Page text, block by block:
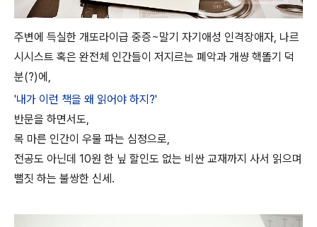
주변에 득실한 개또라이급 중증~말기 자기애성 인격장애자, 나르
시시스트 혹은 완전체 인간들이 저지르는 폐악과 개썅 핵똘기 덕
분(?)에,
'내가 이런 책을 왜 읽어야 하지?'
반문을 하면서도,
목 마른 인간이 우물 파는 심정으로,
전공도 아닌데 10원 한 닢 할인도 없는 비싼 교재까지 사서 읽으며
뻘짓 하는 불쌍한 신세.